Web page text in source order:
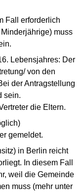
Fall erforderlich
muss
Lebensjahres: Der
von den
der Antragstellung
sein.
die Eltern.
gemeldet.
in Berlin reicht
In diesem Fall
weil die Gemeinde
muss (mehr unter